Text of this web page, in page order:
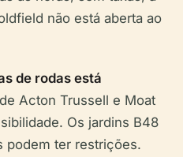
não está aberta ao
de rodas está
Acton Trussell e Moat
Os jardins B48
podem ter restrições.